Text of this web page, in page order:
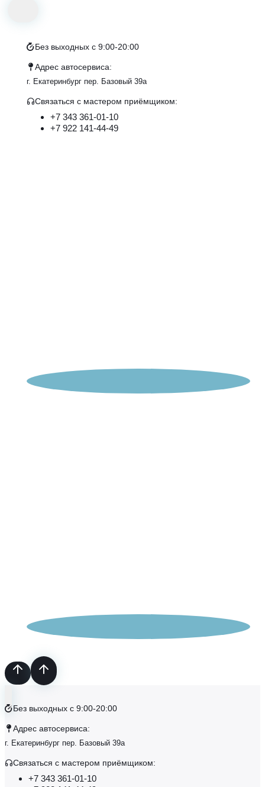
Без выходных с 9:00-20:00
Адрес автосервиса:
г. Екатеринбург пер. Базовый 39а
Связаться с маcтером приёмщиком:
+7 343 361-01-10
+7 922 141-44-49
Без выходных с 9:00-20:00
Адрес автосервиса:
г. Екатеринбург пер. Базовый 39а
Связаться с маcтером приёмщиком:
+7 343 361-01-10